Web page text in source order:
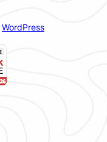
WordPress